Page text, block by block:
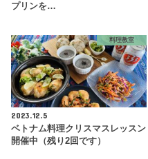
プリンを…
料理教室
2023.12.5
ベトナム料理クリスマスレッスン
開催中（残り2回です）